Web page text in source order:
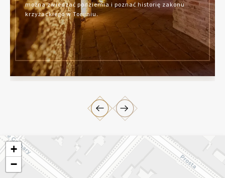
można zwiedzać podziemia i poznać historię zakonu
krzyżackiego w Toruniu.
ZOBACZ WIĘCEJ
+
−